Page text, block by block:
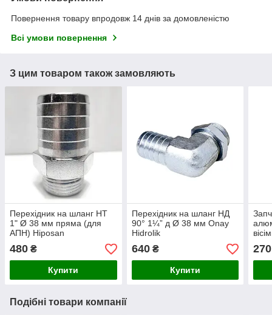
Повернення товару впродовж 14 днів за домовленістю
Всі умови повернення
З цим товаром також замовляють
Перехідник на шланг НТ
1" Ø 38 мм пряма (для
АПН) Hiposan
480 ₴
Купити
Перехідник на шланг НД
90° 1¼” д Ø 38 мм Onay
Hidrolik
640₴
Купити
270
Подібні товари компанії